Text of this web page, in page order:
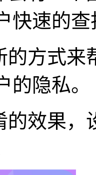
快速的
的方式来
的隐私。
的效果